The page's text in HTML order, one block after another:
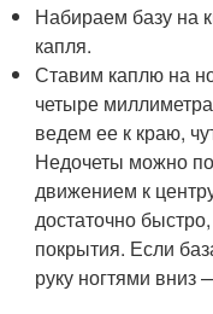
Набираем базу на
капля.
Ставим каплю на
четыре
ведем ее к краю,
Недочеты можно
движением к
достаточно
покрытия. Если
руку ногтями вниз